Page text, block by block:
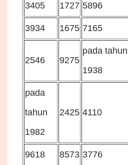
3405 1727 5896
3934 1675 7165
2546 9275
pada tahun
1938
pada
tahun
1982
2425 4110
9618 8573 3776